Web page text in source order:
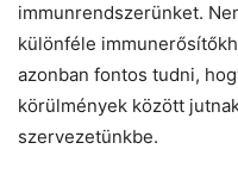
immunrendszerünket.
különféle
azonban fontos tudni,
körülmények között
szervezetünkbe.